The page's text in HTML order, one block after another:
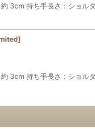
3cm 持ち手長さ：ショル
]
3cm 持ち手長さ：ショル